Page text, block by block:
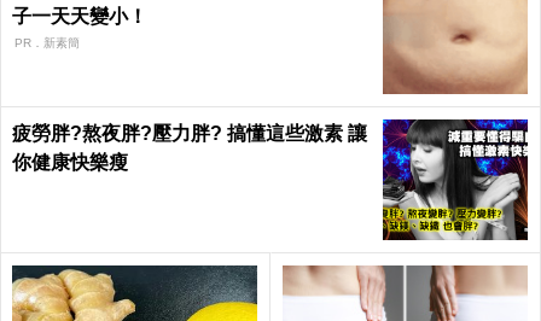
子一天天變小！
PR．新素簡
疲勞胖?熬夜胖?壓力胖? 搞懂這些激素 讓
你健康快樂瘦